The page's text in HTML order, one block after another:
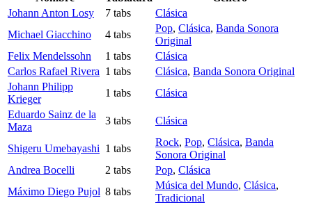
Johann Anton Losy
7 tabs
Clásica
Michael Giacchino
4 tabs
Pop, Clásica, Banda Sonora
Original
Felix Mendelssohn
1 tabs
Clásica
Carlos Rafael Rivera 1 tabs Clásica, Banda Sonora Original
Johann Philipp
Krieger
1 tabs
Clásica
Eduardo Sainz de la
Maza
3 tabs Clásica
Shigeru Umebayashi 1 tabs
Rock, Pop, Clásica, Banda
Sonora Original
Andrea Bocelli
2 tabs Pop, Clásica
Máximo Diego Pujol 8 tabs
Música del Mundo, Clásica,
Tradicional